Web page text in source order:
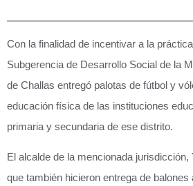
Con la finalidad de incentivar a la
Subgerencia de Desarrollo Social de la
de Challas entregó palotas de fútbol y
educación física de las instituciones
primaria y secundaria de ese distrito.
El alcalde de la mencionada jurisdicción,
que también hicieron entrega de balones